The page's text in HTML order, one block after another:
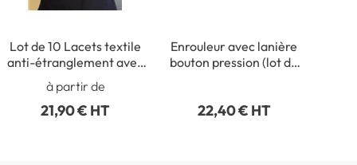
Lot de 10 Lacets textile
anti-étranglement avec
fermeture de sécurité
à partir de
21,90 € HT
Enrouleur avec lanière
bouton pression (lot de
22,40 € HT